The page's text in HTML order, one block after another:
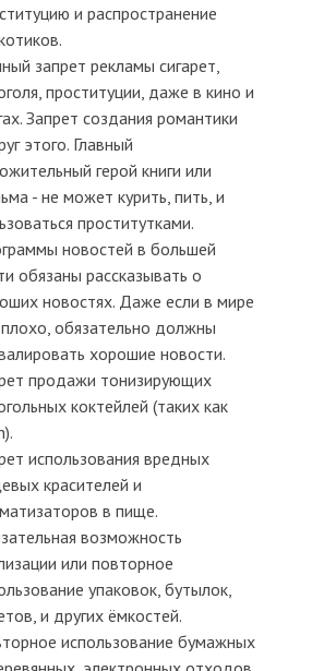
и распространение
запрет рекламы сигарет,
проституции, даже в кино и
Запрет создания романтики
этого. Главный
герой книги или
- не может курить, пить, и
проститутками.
новостей в большей
обязаны рассказывать о
новостях. Даже если в мире
обязательно должны
хорошие новости.
продажи тонизирующих
коктейлей (таких как
использования вредных
красителей и
в пище.
возможность
или повторное
упаковок, бутылок,
и других ёмкостей.
использование бумажных